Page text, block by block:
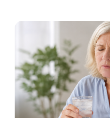
CHYTRÝ
SVĚTEM
POZNEJTE
&
ZAŽIJTE,
CO
SE
PRÁVĚ
DĚJE
?